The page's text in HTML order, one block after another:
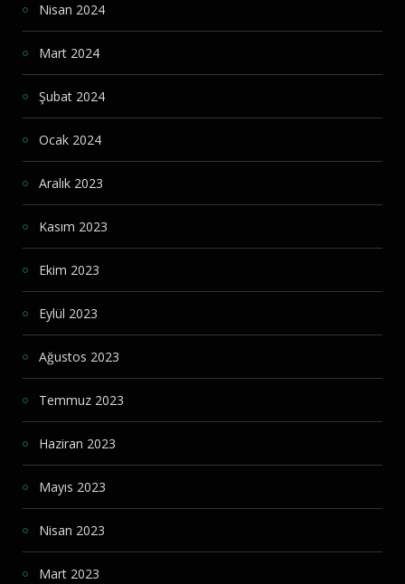
Nisan 2024
Mart 2024
Şubat 2024
Ocak 2024
Aralık 2023
Kasım 2023
Ekim 2023
Eylül 2023
Ağustos 2023
Temmuz 2023
Haziran 2023
Mayıs 2023
Nisan 2023
Mart 2023